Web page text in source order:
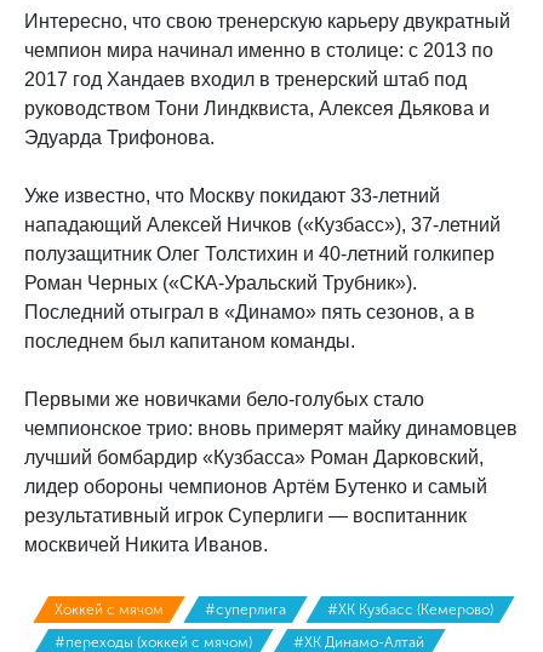
Интересно, что свою тренерскую карьеру двукратный
чемпион мира начинал именно в столице: с 2013 по
2017 год Хандаев входил в тренерский штаб под
руководством Тони Линдквиста, Алексея Дьякова и
Эдуарда Трифонова.
Уже известно, что Москву покидают 33-летний
нападающий Алексей Ничков («Кузбасс»), 37-летний
полузащитник Олег Толстихин и 40-летний голкипер
Роман Черных («СКА-Уральский Трубник»).
Последний отыграл в «Динамо» пять сезонов, а в
последнем был капитаном команды.
Первыми же новичками бело-голубых стало
чемпионское трио: вновь примерят майку динамовцев
лучший бомбардир «Кузбасса» Роман Дарковский,
лидер обороны чемпионов Артём Бутенко и самый
результативный игрок Суперлиги — воспитанник
москвичей Никита Иванов.
Хоккей с мячом #суперлига
#ХК Кузбасс (Кемерово)
#переходы (хоккей с мячом)
#ХК Динамо-Алтай